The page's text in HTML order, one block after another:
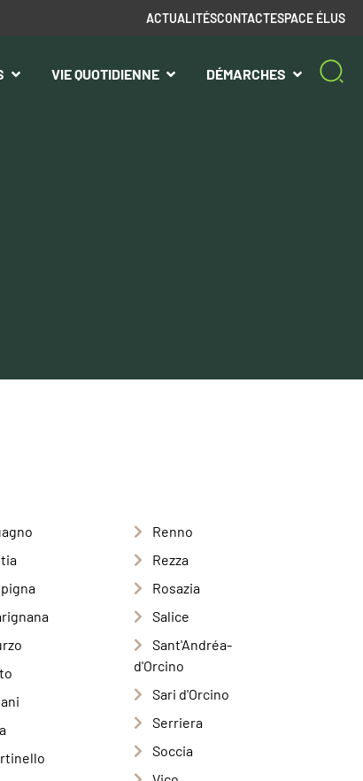
ACTUALITÉSCONTACTESPACE ÉLUS
VIE QUOTIDIENNE DÉMARCHES
Renno
Rezza
Rosazia
Salice
Sant'Andréa-
d'Orcino
Sari d'Orcino
Serriera
Soccia